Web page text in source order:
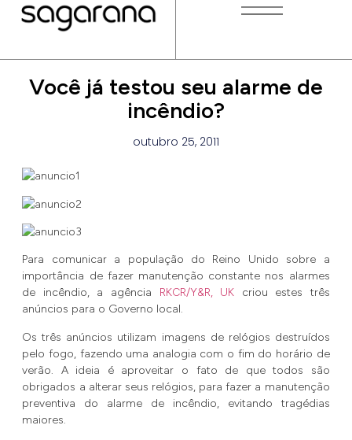
Você já testou seu alarme de
incêndio?
outubro 25, 2011
Para comunicar a população do Reino Unido sobre a
importância de fazer manutenção constante nos alarmes
de incêndio, a agência RKCR/Y&R, UK criou estes três
anúncios para o Governo local.
Os três anúncios utilizam imagens de relógios destruídos
pelo fogo, fazendo uma analogia com o fim do horário de
verão. A ideia é aproveitar o fato de que todos são
obrigados a alterar seus relógios, para fazer a manutenção
preventiva do alarme de incêndio, evitando tragédias
maiores.